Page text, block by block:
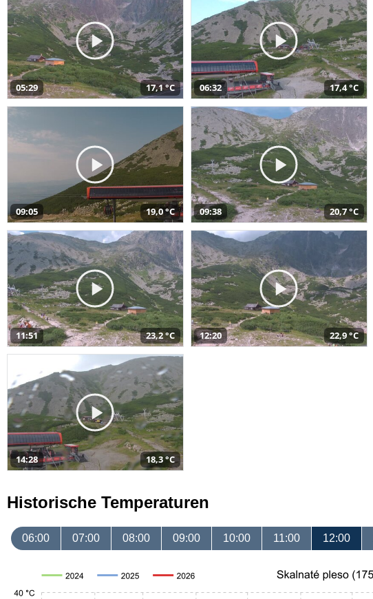
05:29 17,1 °C 06:32 17,4 °C
09:05 19,0 °C 09:38 20,7 °C
11:51 23,2 °C 12:20 22,9 °C
14:28 18,3 °C
Historische Temperaturen
06:00 07:00 08:00 09:00 10:00 11:00 12:00